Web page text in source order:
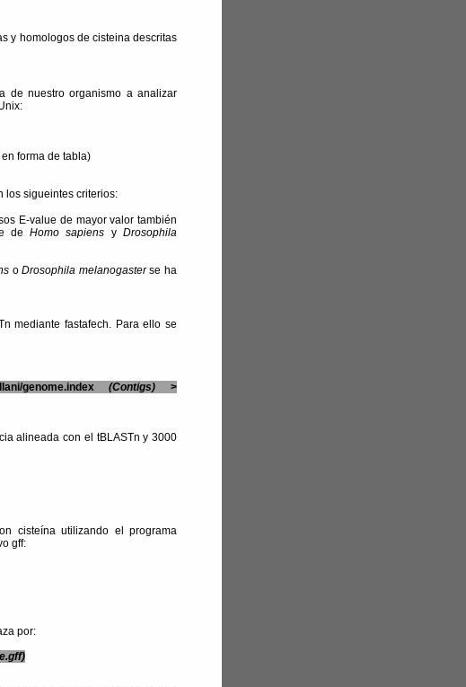
y homologos de cisteina descritas
de nuestro organismo a analizar
forma de tabla)
los sigueintes criterios:
E-value de mayor valor también
deHomo sapiens yDrosophila
oDrosophila melanogasterse ha
mediante fastafech. Para ello se
genome.index(Contigs) >
alineada con el tBLASTn y 3000
cisteína utilizando el programa
gff:
por: